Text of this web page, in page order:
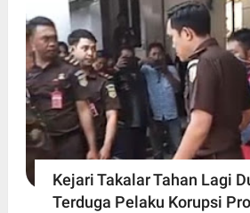
Kejari Takalar Tahan Lagi
Terduga Pelaku Korupsi